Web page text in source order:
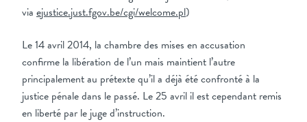
via ejustice.just.fgov.be/cgi/welcome.pl)
Le 14 avril 2014, la chambre des mises en accusation
confirme la libération de l’un mais maintient l’autre
principalement au prétexte qu’il a déjà été confronté à la
justice pénale dans le passé. Le 25 avril il est cependant remis
en liberté par le juge d’instruction.